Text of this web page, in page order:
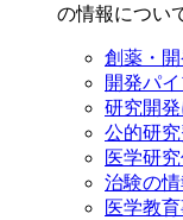
の情報につい
創薬・開
開発パ
研究開
公的研
医学研
治験の情
医学教